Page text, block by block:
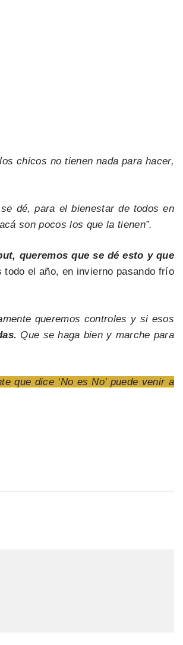
chicos no tienen nada para hacer,
dé, para el bienestar de todos en
son pocos los que la tienen”.
queremos que se dé esto y que
el año, en invierno pasando frío
queremos controles y si esos
Que se haga bien y marche para
que dice ‘No es No’ puede venir a